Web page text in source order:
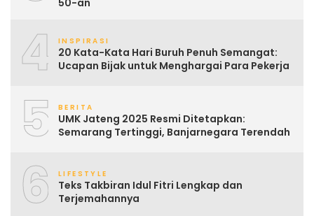
50-an
4 INSPIRASI
20 Kata-Kata Hari Buruh Penuh Semangat:
Ucapan Bijak untuk Menghargai Para Pekerja
5 BERITA
UMK Jateng 2025 Resmi Ditetapkan:
Semarang Tertinggi, Banjarnegara Terendah
6 LIFESTYLE
Teks Takbiran Idul Fitri Lengkap dan
Terjemahannya